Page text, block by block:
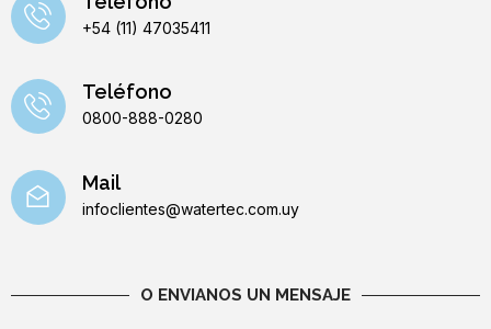
+54 (11) 47035411
Teléfono
0800-888-0280
Mail
infoclientes@watertec.com.uy
O ENVIANOS UN MENSAJE